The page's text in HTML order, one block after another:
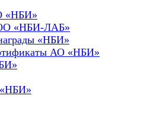
«НБИ»
«НБИ-ЛАБ»
«НБИ»
АО «НБИ»